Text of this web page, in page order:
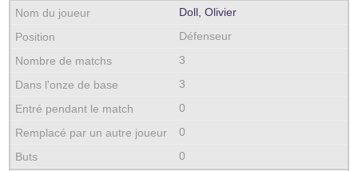
Doll, Olivier
Défenseur
3
3
0
0
0